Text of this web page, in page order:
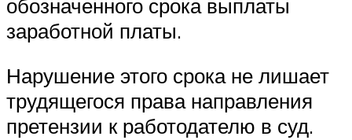
обозначенного срока выплаты
заработной платы.
Нарушение этого срока не лишает
трудящегося права направления
претензии к работодателю в суд.